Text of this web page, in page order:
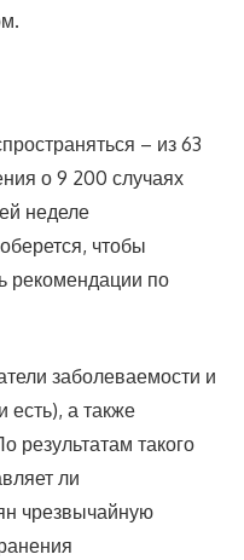
– из 63
о 9 200 случаях
неделе
чтобы
рекомендации по
заболеваемости и
есть), а также
результатам такого
ли
чрезвычайную